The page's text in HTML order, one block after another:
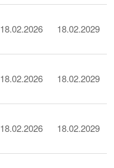
18.02.2026 18.02.2029
18.02.2026 18.02.2029
18.02.2026 18.02.2029